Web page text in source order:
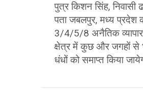
पुत्र किशन सिंह, निवासी
पता जबलपुर, मध्य प्रदेश
3/4/5/8 अनैतिक
क्षेत्र में कुछ और जगहों से
धंधों को समाप्त किया